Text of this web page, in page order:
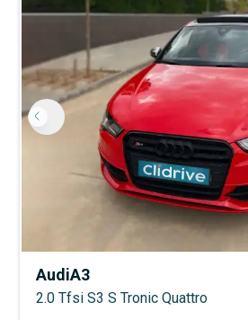
AudiA3
2.0 Tfsi S3 S Tronic Quattro